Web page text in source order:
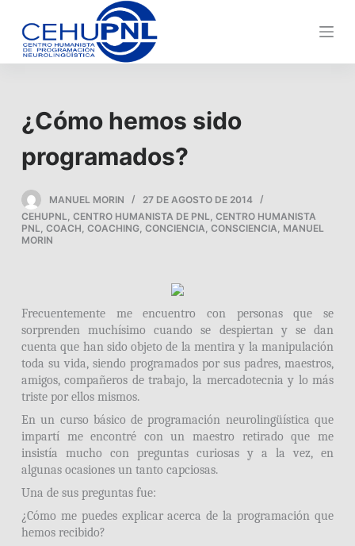
a
l
o
n
d
o
¿Cómo hemos sido
programados?
MANUEL MORIN
27 DE AGOSTO DE 2014
CEHUPNL, CENTRO HUMANISTA DE PNL, CENTRO HUMANISTA
PNL, COACH, COACHING, CONCIENCIA, CONSCIENCIA, MANUEL
MORIN
Frecuentemente me encuentro con personas que se
sorprenden muchísimo cuando se despiertan y se dan
cuenta que han sido objeto de la mentira y la manipulación
toda su vida, siendo programados por sus padres, maestros,
amigos, compañeros de trabajo, la mercadotecnia y lo más
triste por ellos mismos.
En un curso básico de programación neurolingüística que
impartí me encontré con un maestro retirado que me
insistía mucho con preguntas curiosas y a la vez, en
algunas ocasiones un tanto capciosas.
Una de sus preguntas fue:
¿Cómo me puedes explicar acerca de la programación que
hemos recibido?